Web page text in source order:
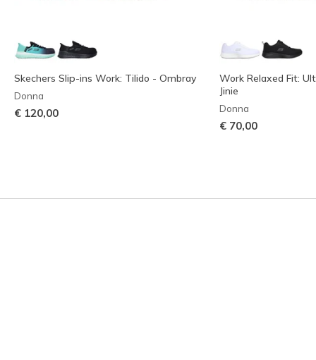
Skechers Slip-ins Work: Tilido - Ombray
Donna
€ 120,00
Work Relaxed Fit:
Jinie
Donna
€ 70,00